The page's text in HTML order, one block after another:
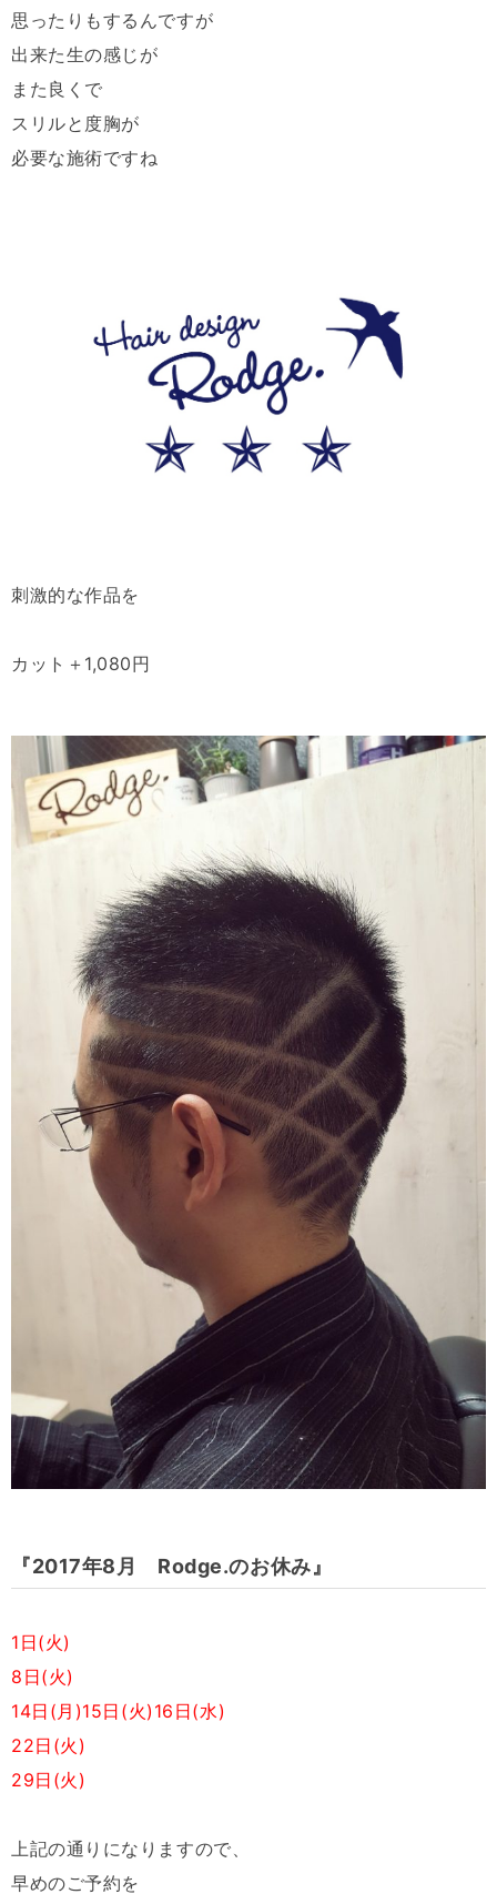
思ったりもするんですが
出来た生の感じが
また良くで
スリルと度胸が
必要な施術ですね
刺激的な作品を
カット＋1,080円
『2017年8月 Rodge.のお休み』
1日(火)
8日(火)
14日(月)15日(火)16日(水)
22日(火)
29日(火)
上記の通りになりますので、
早めのご予約を